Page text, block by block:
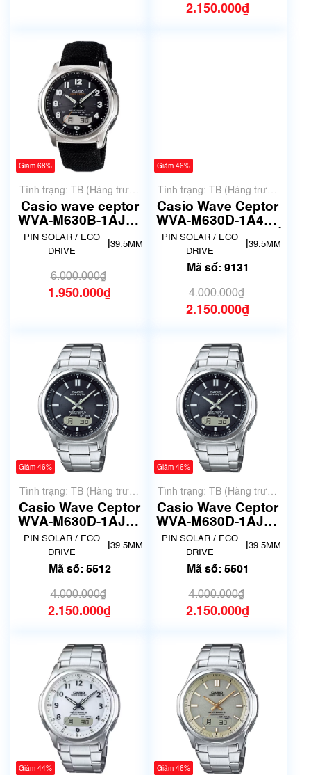
2.150.000₫
Giảm 68%
Tình trạng: TB (Hàng trưng
bày, thanh lý)
Casio wave ceptor
WVA-M630B-1AJF |
WVA-M630 | Size
38mm | Mã số 5604
PIN SOLAR / ECO
DRIVE
39.5MM
6.000.000₫
1.950.000₫
Giảm 46%
Tình trạng: TB (Hàng trưng
bày, thanh lý)
Casio Wave Ceptor
WVA-M630D-1A4JF
| size 9.5mm | Mã số
9131
PIN SOLAR / ECO
DRIVE
39.5MM
Mã số: 9131
4.000.000₫
2.150.000₫
Giảm 46%
Tình trạng: TB (Hàng trưng
bày, thanh lý)
Casio Wave Ceptor
WVA-M630D-1AJF |
size 39mm | Mã số
5512
PIN SOLAR / ECO
DRIVE
39.5MM
Mã số: 5512
4.000.000₫
2.150.000₫
Giảm 46%
Tình trạng: TB (Hàng trưng
bày, thanh lý)
Casio Wave Ceptor
WVA-M630D-1AJF |
size 39mm | Mã số
5501
PIN SOLAR / ECO
DRIVE
39.5MM
Mã số: 5501
4.000.000₫
2.150.000₫
Giảm 44% Giảm 46%